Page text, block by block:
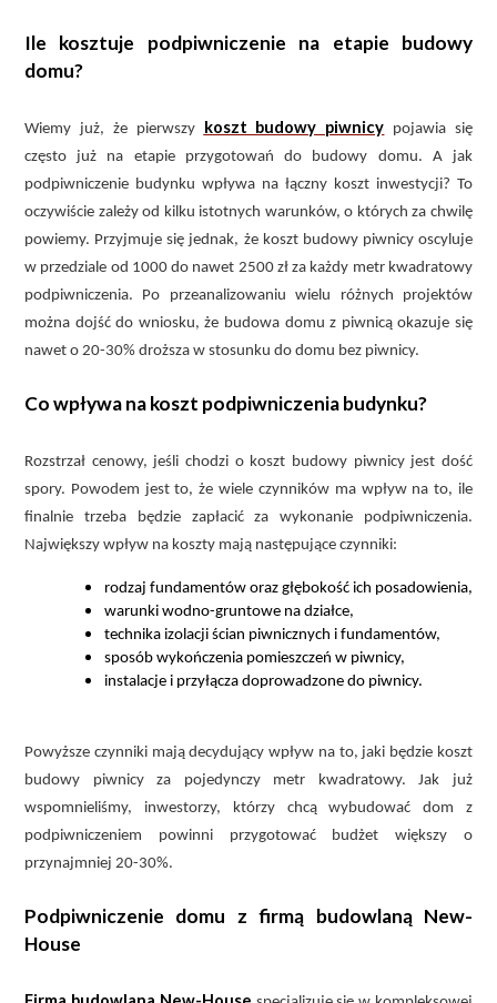
Ile kosztuje podpiwniczenie na etapie budowy
domu?
Wiemy już, że pierwszy koszt budowy piwnicy pojawia się
często już na etapie przygotowań do budowy domu. A jak
podpiwniczenie budynku wpływa na łączny koszt inwestycji? To
oczywiście zależy od kilku istotnych warunków, o których za chwilę
powiemy. Przyjmuje się jednak, że koszt budowy piwnicy oscyluje
w przedziale od 1000 do nawet 2500 zł za każdy metr kwadratowy
podpiwniczenia. Po przeanalizowaniu wielu różnych projektów
można dojść do wniosku, że budowa domu z piwnicą okazuje się
nawet o 20-30% droższa w stosunku do domu bez piwnicy.
Co wpływa na koszt podpiwniczenia budynku?
Rozstrzał cenowy, jeśli chodzi o koszt budowy piwnicy jest dość
spory. Powodem jest to, że wiele czynników ma wpływ na to, ile
finalnie trzeba będzie zapłacić za wykonanie podpiwniczenia.
Największy wpływ na koszty mają następujące czynniki:
rodzaj fundamentów oraz głębokość ich posadowienia,
warunki wodno-gruntowe na działce,
technika izolacji ścian piwnicznych i fundamentów,
sposób wykończenia pomieszczeń w piwnicy,
instalacje i przyłącza doprowadzone do piwnicy.
Powyższe czynniki mają decydujący wpływ na to, jaki będzie koszt
budowy piwnicy za pojedynczy metr kwadratowy. Jak już
wspomnieliśmy, inwestorzy, którzy chcą wybudować dom z
podpiwniczeniem powinni przygotować budżet większy o
przynajmniej 20-30%.
Podpiwniczenie domu z firmą budowlaną New-
House